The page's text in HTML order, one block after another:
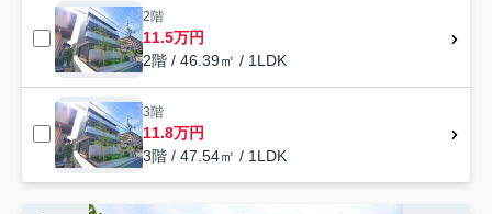
2階
11.5万円
2階 / 46.39㎡ / 1LDK
3階
11.8万円
3階 / 47.54㎡ / 1LDK